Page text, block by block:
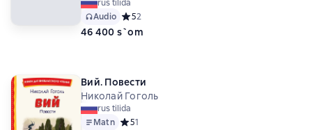
rus tilida
Audio Средний рейтинг 5 на основе 2 оценок
52
46 400 s`om
Вий. Повести
Николай Гоголь
rus tilida
Matn Средний рейтинг 5 на основе 1 оценок
51